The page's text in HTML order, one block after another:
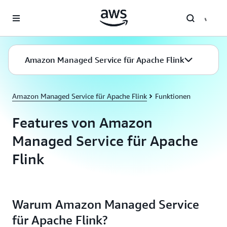
Überspringen zum Hauptinhalt
Amazon Managed Service für Apache Flink
Amazon Managed Service für Apache Flink Funktionen
Features von Amazon
Managed Service für Apache
Flink
Warum Amazon Managed Service
für Apache Flink?